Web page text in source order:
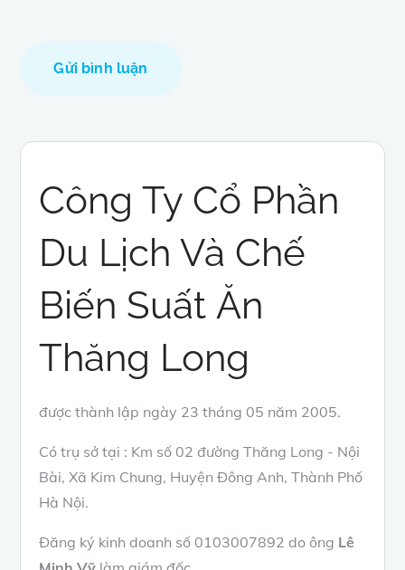
Công Ty Cổ Phần
Du Lịch Và Chế
Biến Suất Ăn
Thăng Long
được thành lập ngày 23 tháng 05 năm 2005.
Có trụ sở tại : Km số 02 đường Thăng Long - Nội
Bài, Xã Kim Chung, Huyện Đông Anh, Thành Phố
Hà Nội.
Đăng ký kinh doanh số 0103007892 do ông Lê